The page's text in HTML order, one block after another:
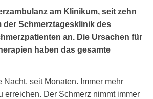
am Klinikum, seit zehn
der Schmerztagesklinik des
an. Die Ursachen für
haben das gesamte
seit Monaten. Immer mehr
erreichen. Der Schmerz nimmt immer